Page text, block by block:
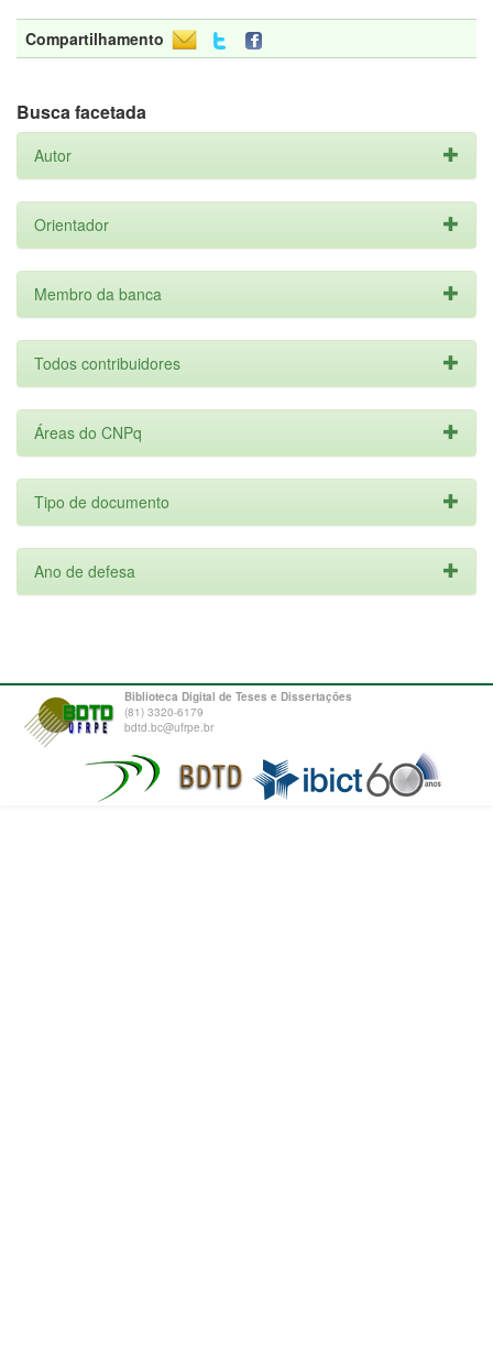
Compartilhamento
Busca facetada
Autor
Orientador
Membro da banca
Todos contribuidores
Áreas do CNPq
Tipo de documento
Ano de defesa
Biblioteca Digital de Teses e Dissertações
(81) 3320-6179
bdtd.bc@ufrpe.br